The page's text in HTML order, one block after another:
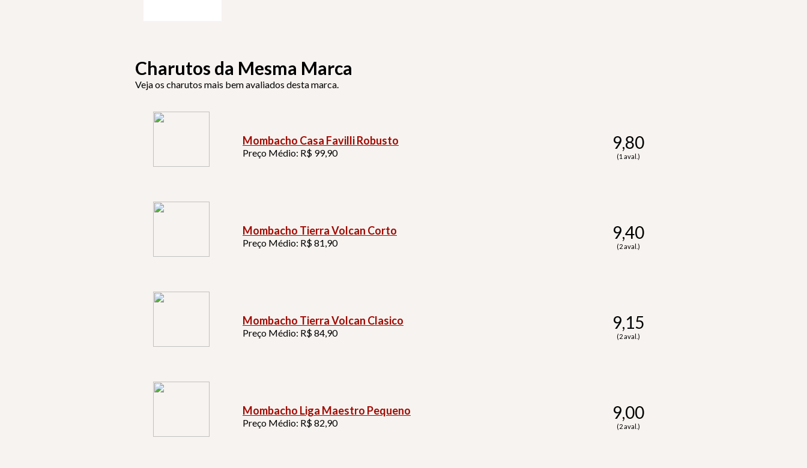
Charutos da Mesma Marca
Veja os charutos mais bem avaliados desta marca.
Mombacho Casa Favilli Robusto
Preço Médio: R$ 99,90
9,80
(1 aval.)
Mombacho Tierra Volcan Corto
Preço Médio: R$ 81,90
9,40
(2 aval.)
Mombacho Tierra Volcan Clasico
Preço Médio: R$ 84,90
9,15
(2 aval.)
Mombacho Liga Maestro Pequeno
Preço Médio: R$ 82,90
9,00
(2 aval.)